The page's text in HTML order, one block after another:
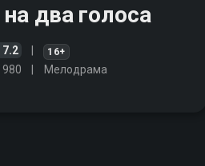
два голоса
7.2 16+
Мелодрама